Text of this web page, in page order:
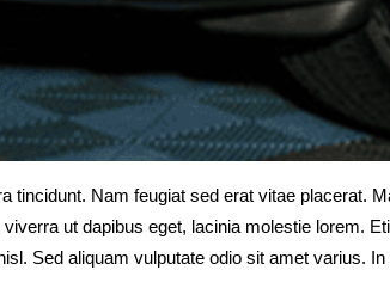
tincidunt. Nam feugiat sed erat vitae placerat.
ut dapibus eget, lacinia molestie lorem.
Sed aliquam vulputate odio sit amet varius.